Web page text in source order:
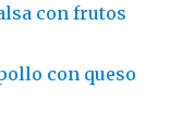
con frutos
con queso